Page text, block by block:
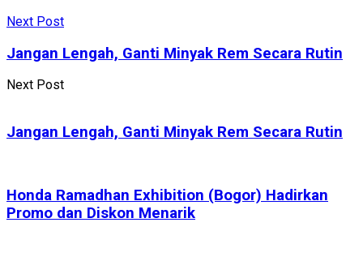
Next Post
Jangan Lengah, Ganti Minyak Rem Secara Rutin
Next Post
Jangan Lengah, Ganti Minyak Rem Secara Rutin
Honda Ramadhan Exhibition (Bogor) Hadirkan
Promo dan Diskon Menarik